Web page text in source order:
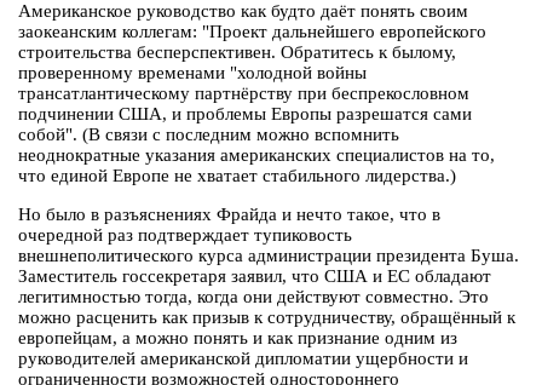
Американское руководство как будто даёт понять своим
заокеанским коллегам: "Проект дальнейшего европейского
строительства бесперспективен. Обратитесь к былому,
проверенному временами "холодной войны
трансатлантическому партнёрству при беспрекословном
подчинении США, и проблемы Европы разрешатся сами
собой". (В связи с последним можно вспомнить
неоднократные указания американских специалистов на то,
что единой Европе не хватает стабильного лидерства.)
Но было в разъяснениях Фрайда и нечто такое, что в
очередной раз подтверждает тупиковость
внешнеполитического курса администрации президента Буша.
Заместитель госсекретаря заявил, что США и ЕС обладают
легитимностью тогда, когда они действуют совместно. Это
можно расценить как призыв к сотрудничеству, обращённый к
европейцам, а можно понять и как признание одним из
руководителей американской дипломатии ущербности и
ограниченности возможностей одностороннего